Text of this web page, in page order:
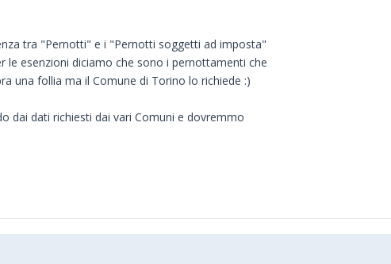
tra "Pernotti" e i "Pernotti soggetti ad imposta"
le esenzioni diciamo che sono i pernottamenti che
una follia ma il Comune di Torino lo richiede :)
dai dati richiesti dai vari Comuni e dovremmo